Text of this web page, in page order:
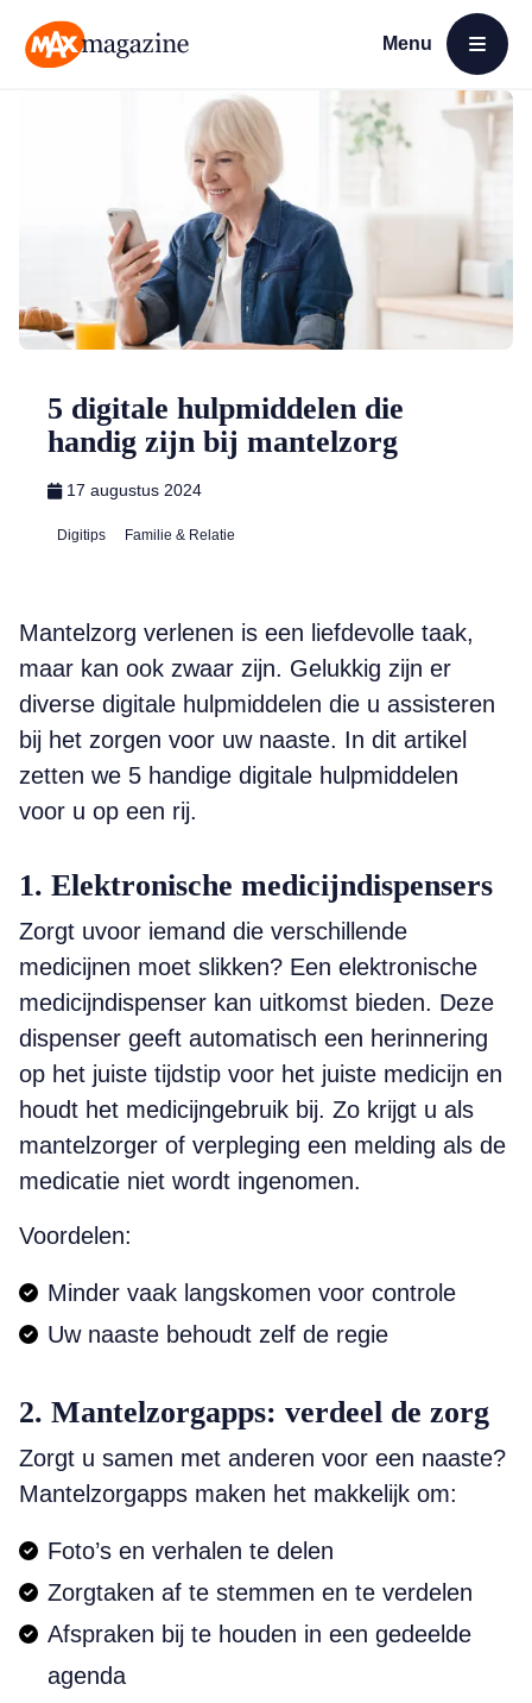
Menu
Open menu
5 digitale hulpmiddelen die
handig zijn bij mantelzorg
17 augustus 2024
Digitips Familie & Relatie
Mantelzorg verlenen is een liefdevolle taak,
maar kan ook zwaar zijn. Gelukkig zijn er
diverse digitale hulpmiddelen die u assisteren
bij het zorgen voor uw naaste. In dit artikel
zetten we 5 handige digitale hulpmiddelen
voor u op een rij.
1. Elektronische medicijndispensers
Zorgt uvoor iemand die verschillende
medicijnen moet slikken? Een elektronische
medicijndispenser kan uitkomst bieden. Deze
dispenser geeft automatisch een herinnering
op het juiste tijdstip voor het juiste medicijn en
houdt het medicijngebruik bij. Zo krijgt u als
mantelzorger of verpleging een melding als de
medicatie niet wordt ingenomen.
Voordelen:
Minder vaak langskomen voor controle
Uw naaste behoudt zelf de regie
2. Mantelzorgapps: verdeel de zorg
Zorgt u samen met anderen voor een naaste?
Mantelzorgapps maken het makkelijk om:
Foto’s en verhalen te delen
Zorgtaken af te stemmen en te verdelen
Afspraken bij te houden in een gedeelde
agenda